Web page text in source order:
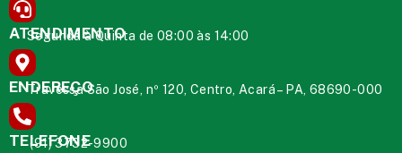
ATENDIMENTO
Segunda à Quinta de 08:00 às 14:00
ENDEREÇO
Travessa São José, nº 120, Centro, Acará – PA, 68690-000
TELEFONE
(91) 3732-9900